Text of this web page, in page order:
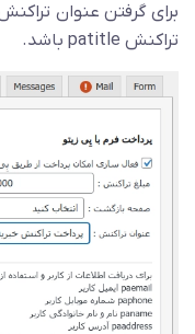
برای گرفتن عنوان
تراکنش patitle باشد.